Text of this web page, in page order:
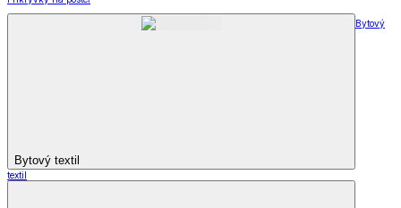
Bytový textil
Bytový
textil